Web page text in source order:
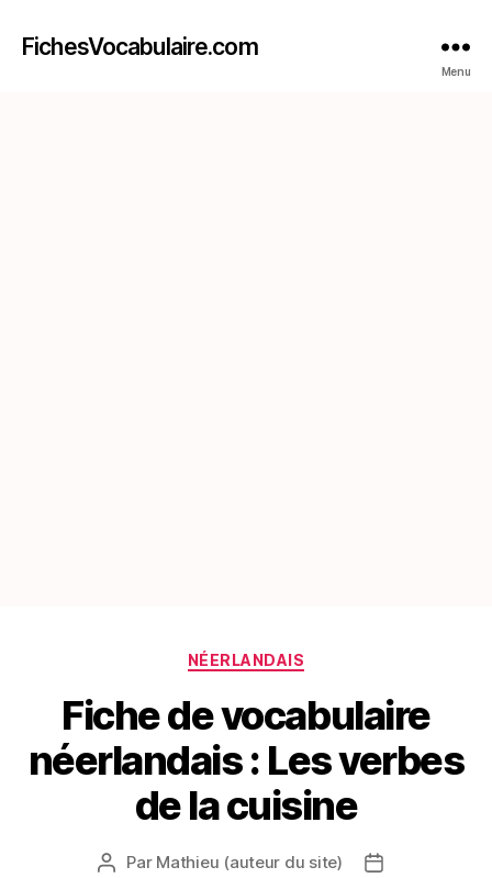
FichesVocabulaire.com
Menu
Catégories
NÉERLANDAIS
Fiche de vocabulaire
néerlandais : Les verbes
de la cuisine
Auteur
Par Mathieu (auteur du site)
Date